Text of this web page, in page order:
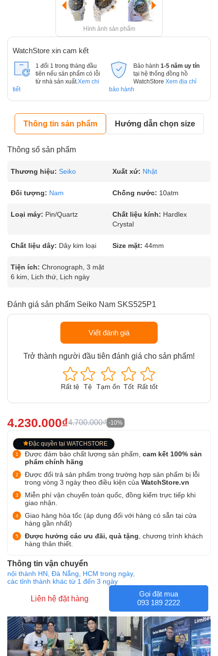
Hình ảnh sản phẩm
WatchStore xin cam kết
1 đổi 1 trong tháng đầu
tiên nếu sản phẩm có lỗi
từ nhà sản xuất. Xem chi
tiết
Bảo hành 1-5 năm uy tín
tại hệ thống đồng hồ
WatchStore Xem địa chỉ
bảo hành
Thông tin sản phẩm Hướng dẫn chọn size
Thông số sản phẩm
Thương hiệu: Seiko Xuất xứ: Nhật
Đối tượng: Nam Chống nước: 10atm
Loại máy: Pin/Quartz Chất liệu kính: Hardlex
Crystal
Chất liệu dây: Dây kim loại Size mặt: 44mm
Tiện ích: Chronograph, 3 mặt
6 kim, Lịch thứ, Lịch ngày
Đánh giá sản phẩm Seiko Nam SKS525P1
Viết đánh giá
Trở thành người đầu tiên đánh giá cho sản phẩm!
Rất tệ Tệ Tạm ổn Tốt Rất tốt
4.230.000₫4.700.000₫ -10%
Đặc quyền tại WATCHSTORE
Được đảm bảo chất lượng sản phẩm, cam kết 100% sản
phẩm chính hãng
Được đổi trả sản phẩm trong trường hợp sản phẩm bị lỗi
trong vòng 3 ngày theo điều kiện của WatchStore.vn
Miễn phí vận chuyển toàn quốc, đồng kiểm trực tiếp khi
giao nhận.
Giao hàng hỏa tốc (áp dụng đối với hàng có sẵn tại cửa
hàng gần nhất)
Được hưởng các ưu đãi, quà tặng , chương trình khách
hàng thân thiết.
Thông tin vận chuyển
nội thành HN, Đà Nẵng, HCM trong ngày,
các tỉnh thành khác từ 1 đến 3 ngày
Liên hệ đặt hàng
Gọi đặt mua
093 189 2222